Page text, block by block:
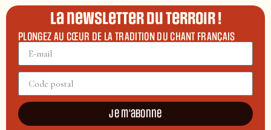
La newsletter du terroir !
PLONGEZ AU CŒUR DE LA TRADITION DU CHANT FRANÇAIS
Je m'abonne